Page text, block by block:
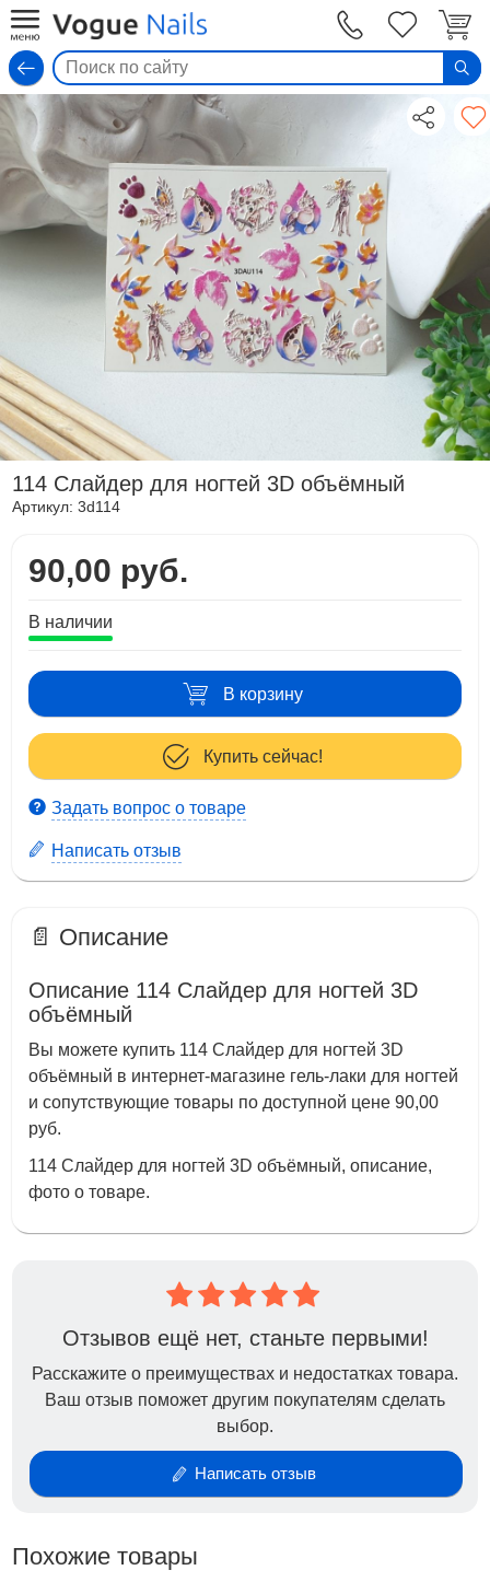
114 Слайдер для ногтей 3D объёмный
Артикул:3d114
90,00 руб.
В наличии
В корзину
Купить сейчас!
Задать вопрос о товаре
Написать отзыв
📄 Описание
Описание 114 Слайдер для ногтей 3D
объёмный
Вы можете купить 114 Слайдер для ногтей 3D
объёмный в интернет-магазине гель-лаки для ногтей
и сопутствующие товары по доступной цене 90,00
руб.
114 Слайдер для ногтей 3D объёмный, описание,
фото о товаре.
Отзывов ещё нет, станьте первыми!
Расскажите о преимуществах и недостатках товара.
Ваш отзыв поможет другим покупателям сделать
выбор.
Написать отзыв
Похожие товары